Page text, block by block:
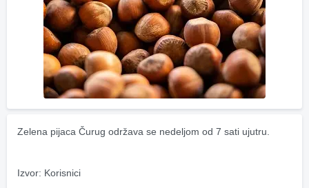
Zelena pijaca Čurug održava se nedeljom od 7 sati ujutru.
Izvor: Korisnici